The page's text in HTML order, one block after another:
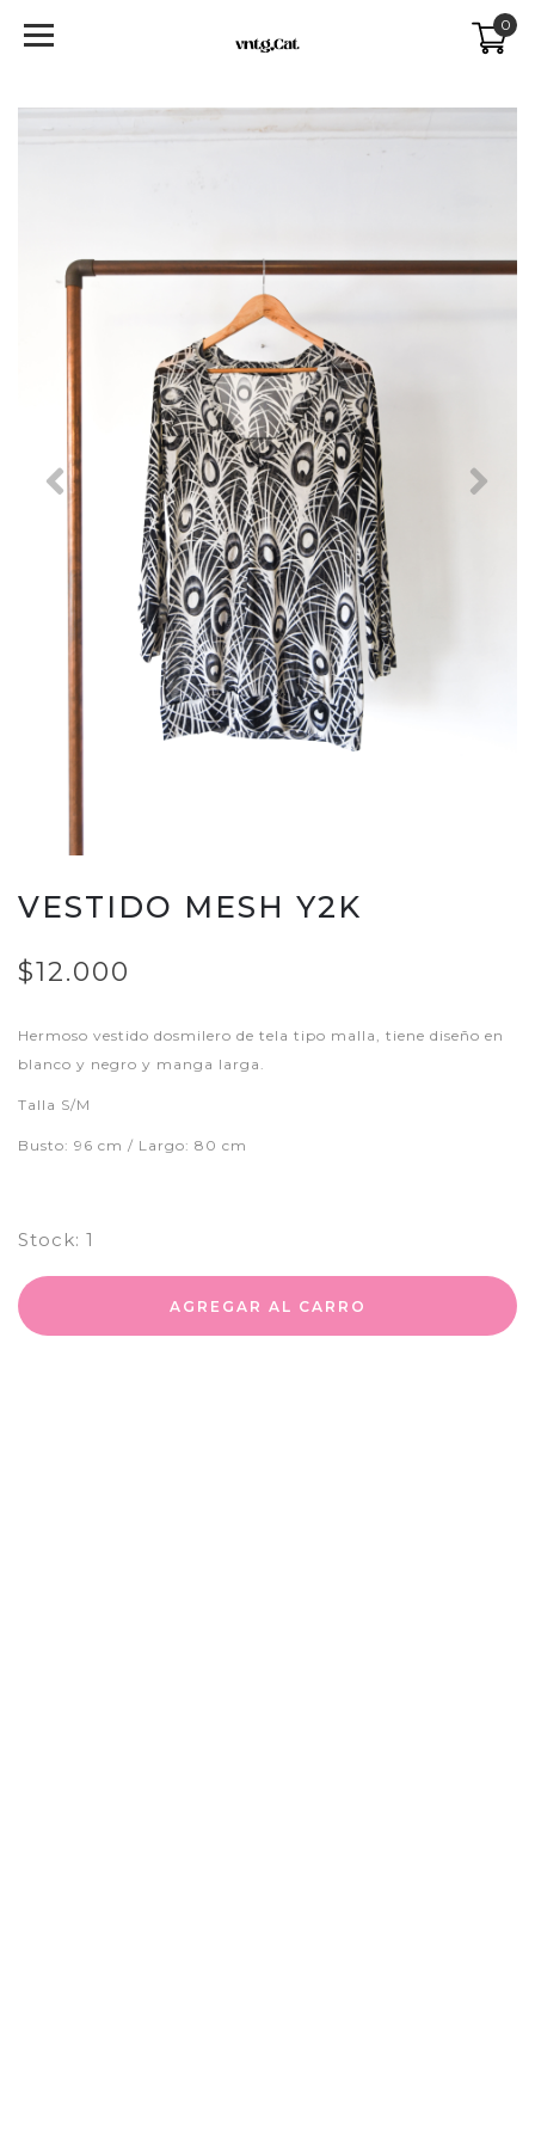
0
Previous Next
VESTIDO MESH Y2K
$12.000
Hermoso vestido dosmilero de tela tipo malla, tiene diseño en
blanco y negro y manga larga.
Talla S/M
Busto: 96 cm / Largo: 80 cm
Stock: 1
AGREGAR AL CARRO